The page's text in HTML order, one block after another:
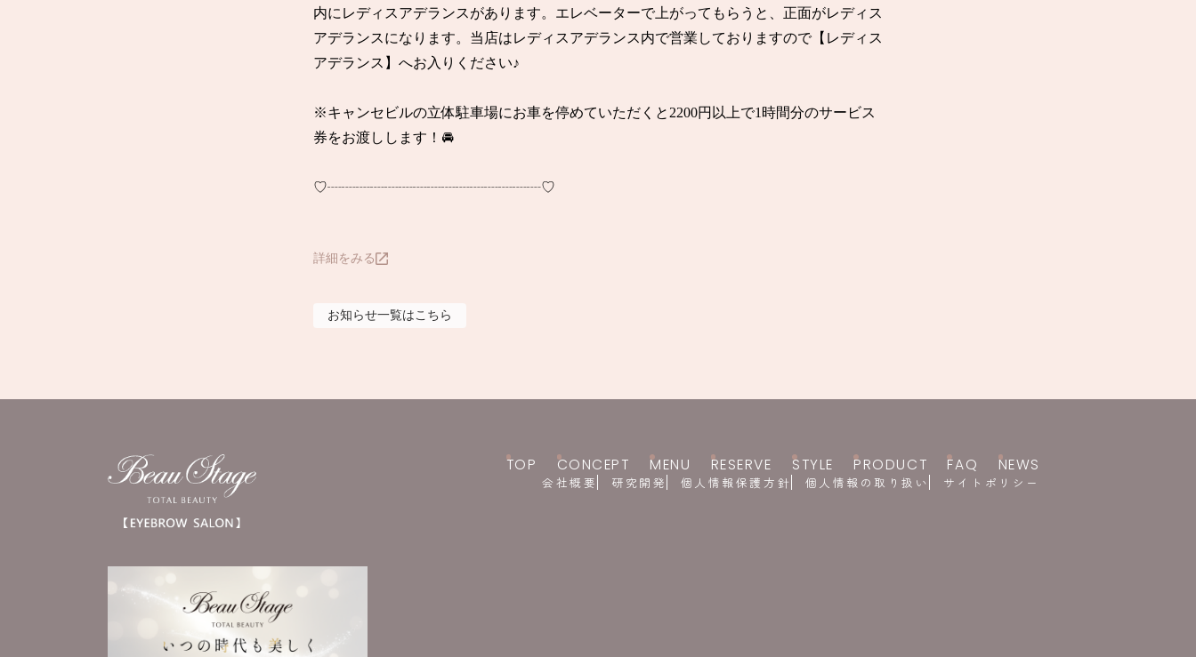
内にレディスアデランスがあります。エレベーターで上がってもらうと、正面がレディス
アデランスになります。当店はレディスアデランス内で営業しておりますので【レディス
アデランス】へお入りください♪
※キャンセビルの立体駐車場にお車を停めていただくと2200円以上で1時間分のサービス
券をお渡しします！🚘
♡┈┈┈┈┈┈┈┈┈┈┈┈┈┈┈♡
詳細をみる
お知らせ一覧はこちら
TOP CONCEPT MENU RESERVE STYLE PRODUCT FAQ NEWS
会社概要 研究開発 個人情報保護方針 個人情報の取り扱い サイトポリシー